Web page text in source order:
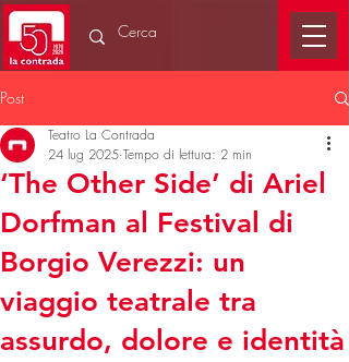
Post
‘The Other Side’ di Ariel
Dorfman al Festival di
Borgio Verezzi: un
viaggio teatrale tra
assurdo, dolore e identità
Teatro La Contrada
24 lug 2025 Tempo di lettura: 2 min